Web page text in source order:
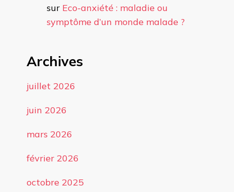
sur Eco-anxiété : maladie ou
symptôme d’un monde malade ?
Archives
juillet 2026
juin 2026
mars 2026
février 2026
octobre 2025